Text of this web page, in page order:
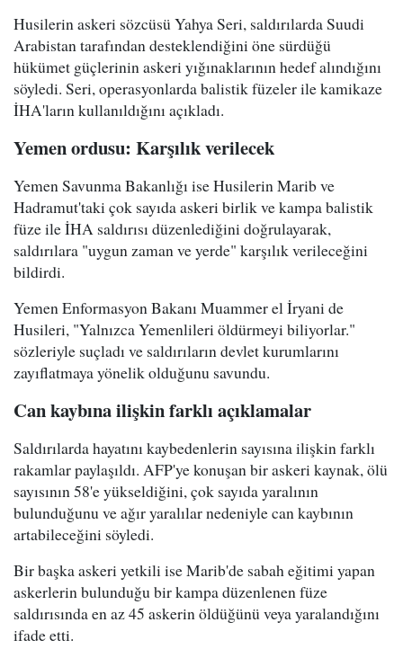
Husilerin askeri sözcüsü Yahya Seri, saldırılarda Suudi
Arabistan tarafından desteklendiğini öne sürdüğü
hükümet güçlerinin askeri yığınaklarının hedef alındığını
söyledi. Seri, operasyonlarda balistik füzeler ile kamikaze
İHA'ların kullanıldığını açıkladı.
Yemen ordusu: Karşılık verilecek
Yemen Savunma Bakanlığı ise Husilerin Marib ve
Hadramut'taki çok sayıda askeri birlik ve kampa balistik
füze ile İHA saldırısı düzenlediğini doğrulayarak,
saldırılara "uygun zaman ve yerde" karşılık verileceğini
bildirdi.
Yemen Enformasyon Bakanı Muammer el İryani de
Husileri, "Yalnızca Yemenlileri öldürmeyi biliyorlar."
sözleriyle suçladı ve saldırıların devlet kurumlarını
zayıflatmaya yönelik olduğunu savundu.
Can kaybına ilişkin farklı açıklamalar
Saldırılarda hayatını kaybedenlerin sayısına ilişkin farklı
rakamlar paylaşıldı. AFP'ye konuşan bir askeri kaynak, ölü
sayısının 58'e yükseldiğini, çok sayıda yaralının
bulunduğunu ve ağır yaralılar nedeniyle can kaybının
artabileceğini söyledi.
Bir başka askeri yetkili ise Marib'de sabah eğitimi yapan
askerlerin bulunduğu bir kampa düzenlenen füze
saldırısında en az 45 askerin öldüğünü veya yaralandığını
ifade etti.